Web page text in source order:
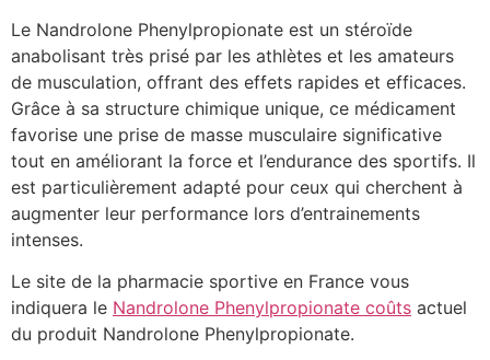
Le Nandrolone Phenylpropionate est un stéroïde
anabolisant très prisé par les athlètes et les amateurs
de musculation, offrant des effets rapides et efficaces.
Grâce à sa structure chimique unique, ce médicament
favorise une prise de masse musculaire significative
tout en améliorant la force et l’endurance des sportifs. Il
est particulièrement adapté pour ceux qui cherchent à
augmenter leur performance lors d’entrainements
intenses.
Le site de la pharmacie sportive en France vous
indiquera le Nandrolone Phenylpropionate coûts actuel
du produit Nandrolone Phenylpropionate.